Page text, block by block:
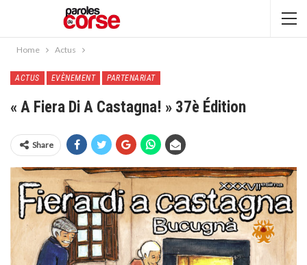
Home Actus
ACTUS EVÈNEMENT PARTENARIAT
« A Fiera Di A Castagna! » 37è Édition
Share